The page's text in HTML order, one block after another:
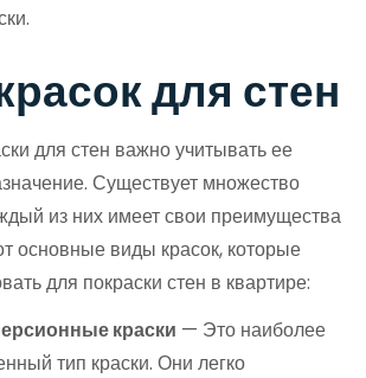
для стен
для стен важно учитывать ее
Существует множество
из них имеет свои преимущества
основные виды красок, которые
для покраски стен в квартире:
краски — Это наиболее
тип краски. Они легко